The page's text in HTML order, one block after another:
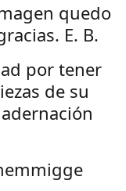
quedo
E. B.
por tener
de su